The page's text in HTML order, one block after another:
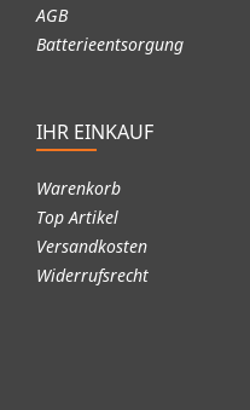
AGB
Batterieentsorgung
IHR EINKAUF
Warenkorb
Top Artikel
Versandkosten
Widerrufsrecht